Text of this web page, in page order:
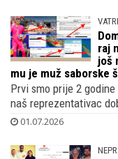
raj
još
mu je muž saborske
Prvi smo prije 2
naš reprezentativac
01.07.2026